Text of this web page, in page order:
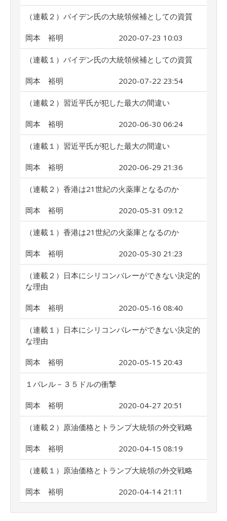
（連載２）バイデン氏の大統領候補としての資質
岡本 裕明 2020-07-23 10:03
（連載１）バイデン氏の大統領候補としての資質
岡本 裕明 2020-07-22 23:54
（連載２）習近平氏が犯した最大の間違い
岡本 裕明 2020-06-30 06:24
（連載１）習近平氏が犯した最大の間違い
岡本 裕明 2020-06-29 21:36
（連載２）香港は21世紀の火薬庫となるのか
岡本 裕明 2020-05-31 09:12
（連載１）香港は21世紀の火薬庫となるのか
岡本 裕明 2020-05-30 21:23
（連載２）日本にシリコンバレーができない決定的
な理由
岡本 裕明 2020-05-16 08:40
（連載１）日本にシリコンバレーができない決定的
な理由
岡本 裕明 2020-05-15 20:43
１バレル－３５ドルの衝撃
岡本 裕明 2020-04-27 20:51
（連載２）原油価格とトランプ大統領の外交戦略
岡本 裕明 2020-04-15 08:19
（連載１）原油価格とトランプ大統領の外交戦略
岡本 裕明 2020-04-14 21:11